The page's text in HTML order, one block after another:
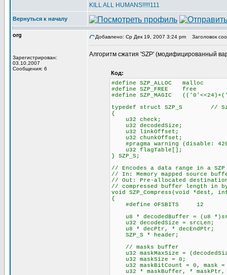
KILL ALL HUMANS!!!!!111
Вернуться к началу
org
Зарегистрирован:
03.10.2007
Сообщения: 6
Добавлено: Ср Дек 19, 2007 3:24 pm Заголовок
Алгоритм сжатия 'SZP' (модифицированный
Код:
#define SZP_ALLOC malloc
#define SZP_FREE free
#define SZP_MAGIC
typedef struct SZP_S // Szp
{
u32 check;
u32 decodedSize;
u32 linkOffset;
u32 chunkOffset;
#pragma warning (disable:
u32 flagTable[];
} SZP_S;
// Encodes a data range in a
// In: Memory mapped source
// Out: Pre-allocated
// compressed buffer length in
void SZP_Compress(void *dest,
{
#define OFSBITS 12
u8 * decodedBuffer = (u8
u32 decodedSize = srcLen;
u8 * decPtr, * decEndPtr;
SZP_S * header;
// masks buffer
u32 maskMaxSize =
u32 maskSize = 0;
u32 maskBitCount = 0, mask
u32 * maskBuffer, * maskPtr,